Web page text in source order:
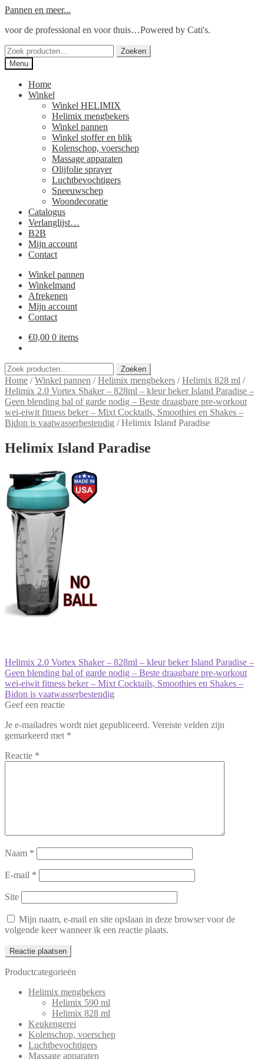
Ga
naar
Ga
de
Pannen en meer...
voor de professional en voor thuis…Powered by Cati's.
Zoeken
naar:
Zoeken
Menu
Home
Winkel
Winkel HELIMIX
Helimix mengbekers
Winkel pannen
Winkel stoffer en blik
Kolenschop, voerschep
Massage apparaten
Olijfolie sprayer
Luchtbevochtigers
Sneeuwschep
Woondecoratie
Catalogus
Verlanglijst…
B2B
Mijn account
Contact
Winkel pannen
Winkelmand
Afrekenen
Mijn account
Contact
€0,00 0 items
Zoeken
naar:
Zoeken
Home /Winkel pannen /Helimix mengbekers /Helimix 828 ml /
Helimix 2.0 Vortex Shaker – 828ml – kleur beker Island Paradise –
Geen blending bal of garde nodig – Beste draagbare pre-workout
wei-eiwit fitness beker – Mixt Cocktails, Smoothies en Shakes –
Bidon is vaatwasserbestendig /Helimix Island Paradise
Helimix Island Paradise
Bericht
navigatie
Vorig
bericht:
Helimix 2.0 Vortex Shaker – 828ml – kleur beker Island Paradise –
Geen blending bal of garde nodig – Beste draagbare pre-workout
wei-eiwit fitness beker – Mixt Cocktails, Smoothies en Shakes –
Bidon is vaatwasserbestendig
Geef een reactie
Je e-mailadres wordt niet gepubliceerd. Vereiste velden zijn
gemarkeerd met *
Reactie *
Naam *
E-mail *
Site
Mijn naam, e-mail en site opslaan in deze browser voor de
volgende keer wanneer ik een reactie plaats.
Productcategorieën
Helimix mengbekers
Helimix 590 ml
Helimix 828 ml
Keukengerei
Kolenschop, voerschep
Luchtbevochtigers
Massage apparaten